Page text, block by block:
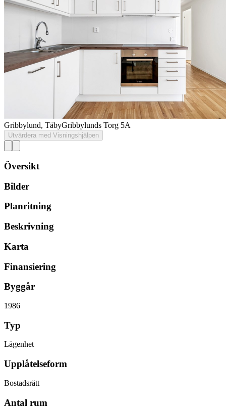
Gribbylund, TäbyGribbylunds Torg 5A
Utvärdera med Visningshjälpen
Översikt
Bilder
Planritning
Beskrivning
Karta
Finansiering
Byggår
1986
Typ
Lägenhet
Upplåtelseform
Bostadsrätt
Antal rum